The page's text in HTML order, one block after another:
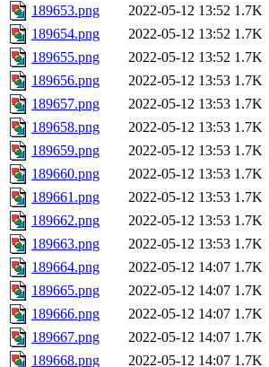
189653.png
2022-05-12 13:52 1.7K
189654.png
2022-05-12 13:52 1.7K
189655.png
2022-05-12 13:52 1.7K
189656.png
2022-05-12 13:53 1.7K
189657.png
2022-05-12 13:53 1.7K
189658.png
2022-05-12 13:53 1.7K
189659.png
2022-05-12 13:53 1.7K
189660.png
2022-05-12 13:53 1.7K
189661.png
2022-05-12 13:53 1.7K
189662.png
2022-05-12 13:53 1.7K
189663.png
2022-05-12 13:53 1.7K
189664.png
2022-05-12 14:07 1.7K
189665.png
2022-05-12 14:07 1.7K
189666.png
2022-05-12 14:07 1.7K
189667.png
2022-05-12 14:07 1.7K
189668.png
2022-05-12 14:07 1.7K